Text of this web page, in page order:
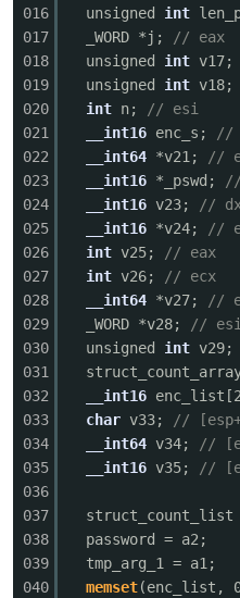
016
017
018
019
020
021
022
023
024
025
026
027
028
029
030
031
032
033
034
035
036
037
038
039
040
unsigned int
_WORD *j;
// eax
unsigned int v17;
unsigned int v18;
int n;
// esi
__int16 enc_s;
//
__int64 *v21;
//
__int16 *_pswd;
__int16 v23;
//
__int16 *v24;
//
int v25;
// eax
int v26;
// ecx
__int64 *v27;
//
_WORD *v28;
// esi
unsigned int v29;
__int16
char v33;
//
__int64 v34;
//
__int16 v35; //
struct_count_list
password = a2;
tmp_arg_1 = a1;
memset(enc_list,